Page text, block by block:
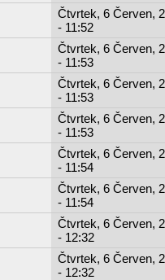
Čtvrtek, 6 Červen,
- 11:52
Čtvrtek, 6 Červen,
- 11:53
Čtvrtek, 6 Červen,
- 11:53
Čtvrtek, 6 Červen,
- 11:53
Čtvrtek, 6 Červen,
- 11:54
Čtvrtek, 6 Červen,
- 11:54
Čtvrtek, 6 Červen,
- 12:32
Čtvrtek, 6 Červen,
- 12:32